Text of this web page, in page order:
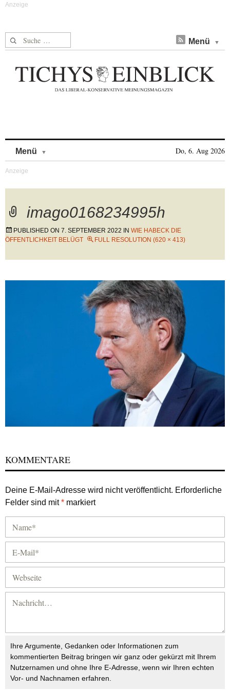
Suche nach: Menü
Menü Do, 6. Aug 2026
imago0168234995h
PUBLISHED ON 7. SEPTEMBER 2022 IN WIE HABECK DIE
ÖFFENTLICHKEIT BELÜGT
FULL RESOLUTION (620 × 413)
KOMMENTARE
Deine E-Mail-Adresse wird nicht veröffentlicht. Erforderliche
Felder sind mit* markiert
Ihre Argumente, Gedanken oder Informationen zum
kommentierten Beitrag bringen wir ganz oder gekürzt mit Ihrem
Nutzernamen und ohne Ihre E-Adresse, wenn wir Ihren echten
Vor- und Nachnamen erfahren.